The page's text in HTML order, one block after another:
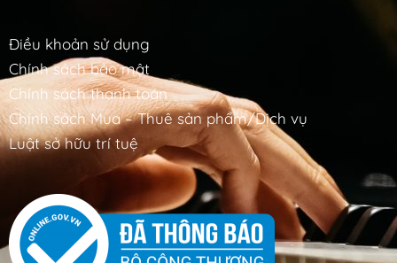
Điều khoản sử dụng
Chính sách bảo mật
Chính sách thanh toán
Chính sách Mua – Thuê sản phẩm/Dịch vụ
Luật sở hữu trí tuệ